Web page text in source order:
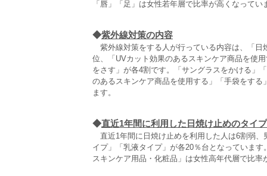
「唇」「足」は女性若年層で比率が高くなってい
◆紫外線対策の内容
紫外線対策をする人が行っている内容は、「日
位、「UVカット効果のあるスキンケア商品を使
をさす」が各4割です。「サングラスをかける」
のあるスキンケア商品を使用する」「手袋をす
ます。
◆直近1年間に利用した日焼け止めのタイ
直近1年間に日焼け止めを利用した人は6割弱、
イプ」「乳液タイプ」が各20％台となっていま
スキンケア用品・化粧品」は女性高年代層で比率